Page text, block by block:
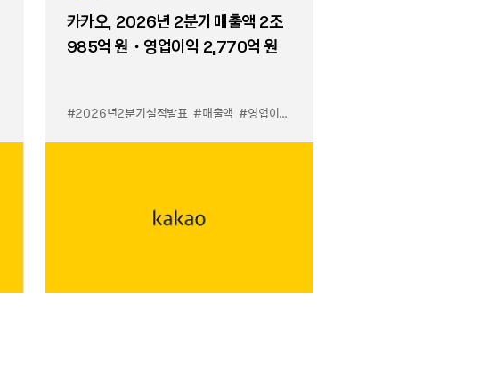
카카오, 2026년 2분기 매출액 2조
985억 원・영업이익 2,770억 원
#2026년2분기실적발표 #매출액 #영업이익